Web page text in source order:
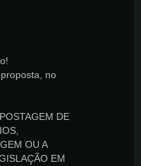
no
DE
OU A
EM